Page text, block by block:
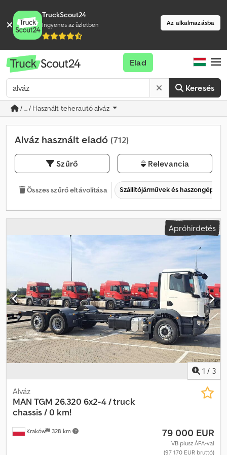
TruckScout24
Ingyenes az üzletben Az alkalmazásba
Keresés
Elad
/ ... / Használt teherautó alváz
Alváz használt eladó (712)
Szűrő Relevancia
Összes szűrő eltávolítása Szállítójárművek és
Apróhirdetés
1 / 3
Kraków 328 km
Alváz
MAN TGM 26.320 6x2-4 / truck
chassis / 0 km!
79 000 EUR
VB plusz ÁFA-val
(97 170 EUR bruttó)